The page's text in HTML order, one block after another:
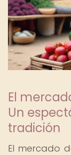
El
Un
tradición
El mercado